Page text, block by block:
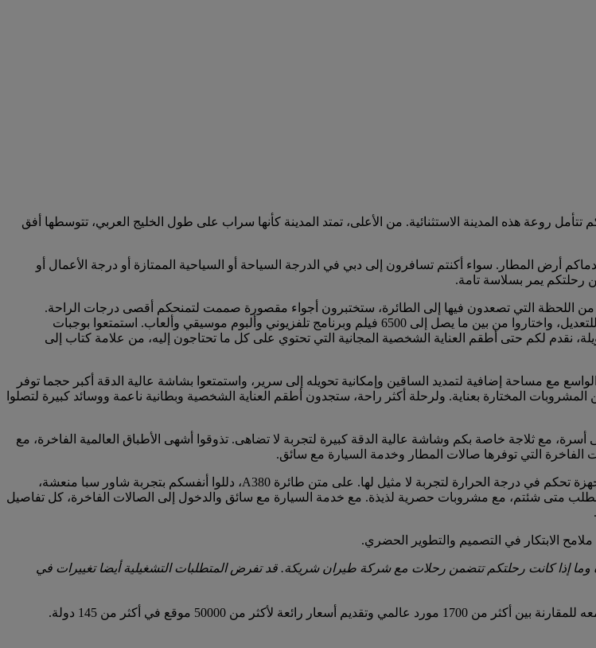
روعة هذه المدينة الاستثنائية. من الأعلى، تمتد المدينة كأنها سراب على طول الخليج العربي، تتوسطها أفق
أرض المطار. سواء أكنتم تسافرون إلى دبي في الدرجة السياحة أو السياحية الممتازة أو درجة الأعمال أو
رحلتكم يمر بسلاسة تامة.
من اللحظة التي تصعدون فيها إلى الطائرة، ستختبرون أجواء مقصورة صممت لتمنحكم أقصى درجات الراحة.
استرخوا في مقعدكم الفسيح المزود بمساحة كبيرة لتمديد الساقين ومسند رأس جلدي قابل للتعديل، واختاروا من بين ما يصل إلى 6500 فيلم وبرنامج تلفزيوني وألبوم موسيقي وألعاب. استمتعوا بوجبات
نقدم لكم حتى أطقم العناية الشخصية المجانية التي تحتوي على كل ما تحتاجون إليه، من علامة كتاب إلى
مع مساحة إضافية لتمديد الساقين وإمكانية تحويله إلى سرير، واستمتعوا بشاشة عالية الدقة أكبر حجما توفر
المختارة بعناية. ولرحلة أكثر راحة، ستجدون أطقم العناية الشخصية وبطانية ناعمة ووسائد كبيرة لتصلوا
مع ثلاجة خاصة بكم وشاشة عالية الدقة كبيرة لتجربة لا تضاهى. تذوقوا أشهى الأطباق العالمية الفاخرة، مع
الفاخرة التي توفرها صالات المطار وخدمة السيارة مع سائق.
تجسد الدرجة الأولى قمة الفخامة مع أجنحة خاصة مغلقة بالكامل، ومجهزة بإضاءة خفيفة وأجهزة تحكم في درجة الحرارة لتجربة لا مثيل لها. على متن طائرة A380، دللوا أنفسكم بتجربة شاور سبا منعشة،
متى شئتم، مع مشروبات حصرية لذيذة. مع خدمة السيارة مع سائق والدخول إلى الصالات الفاخرة، كل تفاصيل
الابتكار في التصميم والتطوير الحضري.
إذا كانت رحلتكم تتضمن رحلات مع شركة طيران شريكة. قد تفرض المتطلبات التشغيلية أيضا تغييرات في